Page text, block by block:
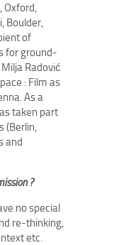
Oxford,
Boulder,
of
for ground-
Radović
: Film as
As a
taken part
(Berlin,
and
?
no special
re-thinking,
etc.